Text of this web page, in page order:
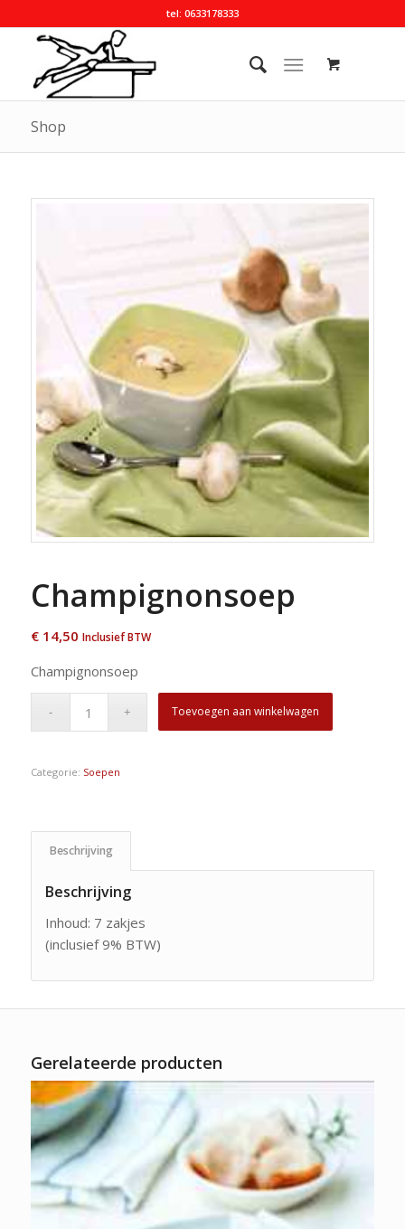
tel: 0633178333
Shop
Champignonsoep
€14,50 Inclusief BTW
Champignonsoep
Toevoegen aan winkelwagen
Categorie: Soepen
Beschrijving
Beschrijving
Inhoud: 7 zakjes
(inclusief 9% BTW)
Gerelateerde producten